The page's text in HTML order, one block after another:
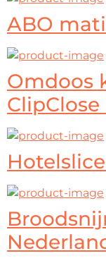
ABO
Omdoos